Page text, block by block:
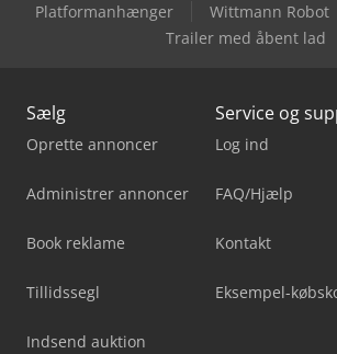
Platformanhænger
Wittmann Robot
Trailer med åbent lad
Sælg
Oprette annoncer
Administrer annoncer
Book reklame
Tillidssegl
Indsend auktion
Service og
Log ind
FAQ/Hjælp
Kontakt
Eksempel-